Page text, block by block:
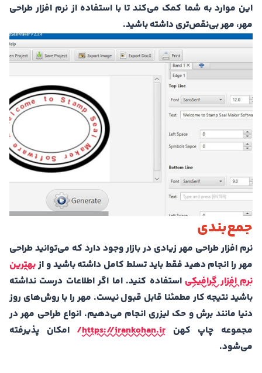
این موارد به شما کمک می‌کند تا با استفاده از نرم افزار طراحی
مهر، مهر بی‌نقص‌تری داشته باشید.
جمع‌بندی
نرم افزار طراحی مهر زیادی در بازار وجود دارد که می‌توانید طراحی
مهر را انجام دهید فقط باید تسلط کامل داشته باشید و ازبهترین
نرم افزار گرافیکی استفاده کنید. اما اگر اطلاعات درست نداشته
باشید نتیجه کار مطمئنا قابل قبول نیست. مهر را با روش‌های روز
دنیا مانند برش و حک لیزری انجام می‌دهیم. انواع طراحی مهر در
مجموعه چاپ کهن https://irankohan.ir/
امکان پذیرفته
می‌شود.